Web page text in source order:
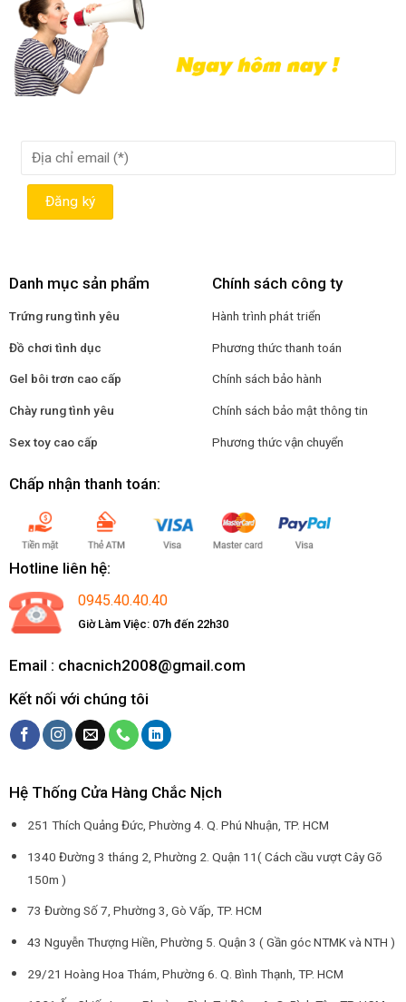
Danh mục sản phẩm
Trứng rung tình yêu
Đồ chơi tình dục
Gel bôi trơn cao cấp
Chày rung tình yêu
Sex toy cao cấp
Chính sách công ty
Hành trình phát triển
Phương thức thanh toán
Chính sách bảo hành
Chính sách bảo mật thông tin
Phương thức vận chuyển
Chấp nhận thanh toán:
Hotline liên hệ:
0945.40.40.40
Giờ Làm Việc: 07h đến 22h30
Email : chacnich2008@gmail.com
Kết nối với chúng tôi
Hệ Thống Cửa Hàng Chắc Nịch
251 Thích Quảng Đức, Phường 4. Q. Phú Nhuận, TP. HCM
1340 Đường 3 tháng 2, Phường 2. Quận 11( Cách cầu vượt Cây Gõ
150m )
73 Đường Số 7, Phường 3, Gò Vấp, TP. HCM
43 Nguyễn Thượng Hiền, Phường 5. Quận 3 ( Gần góc NTMK và NTH )
29/21 Hoàng Hoa Thám, Phường 6. Q. Bình Thạnh, TP. HCM